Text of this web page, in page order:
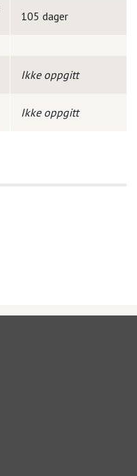
105 dager
Ikke oppgitt
Ikke oppgitt